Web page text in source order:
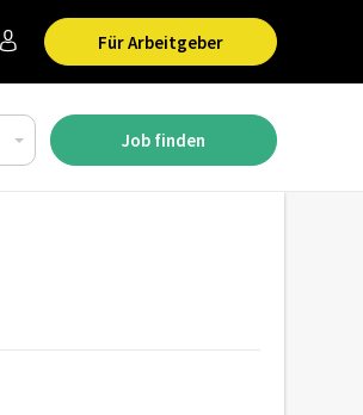
Für Arbeitgeber
Job finden